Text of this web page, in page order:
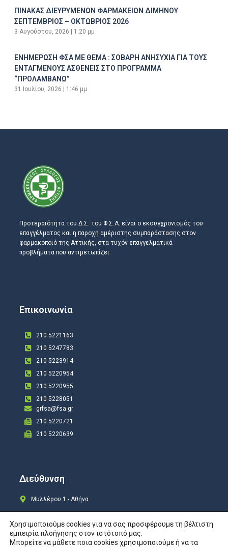
ΠΙΝΑΚΑΣ ΔΙΕΥΡΥΜΕΝΩΝ ΦΑΡΜΑΚΕΙΩΝ ΔΙΜΗΝΟΥ
ΣΕΠΤΕΜΒΡΙΟΣ – ΟΚΤΩΒΡΙΟΣ 2026
3 Αυγούστου, 2026 1:20 μμ
ΕΝΗΜΕΡΩΣΗ ΦΣΑ ΜΕ ΘΕΜΑ : ΣΟΒΑΡΗ ΑΝΗΣΥΧΙΑ ΓΙΑ ΤΟΥΣ
ΕΝΤΑΓΜΕΝΟΥΣ ΑΣΘΕΝΕΙΣ ΣΤΟ ΠΡΟΓΡΑΜΜΑ
“ΠΡΟΛΑΜΒΑΝΩ”
31 Ιουλίου, 2026 1:46 μμ
Προτεραιότητα του Δ.Σ. του Φ.Σ.Α. είναι ο εκσυγχρονισμός του
επαγγέλματος και η παροχή αμέριστης συμπαράστασης στον
φαρμακοποιό της Αττικής, στα τυχόν επαγγελματικά
προβλήματα που αντιμετωπίζει.
Επικοινωνία
210 5221163
210 5247783
210 5223914
210 5220954
210 5220955
210 5228051
grfsa@fsa.gr
210 5220721
210 5220639
Διεύθυνση
Μυλλέρου 1 - Αθήνα
Copyright © 2024 All rights Reserved. Design byCOSMOTE New Site4U
Χρησιμοποιούμε cookies για να σας προσφέρουμε τη βέλτιστη
εμπειρία πλοήγησης στον ιστότοπό μας.
Μπορείτε να μάθετε ποια cookies χρησιμοποιούμε ή να τα